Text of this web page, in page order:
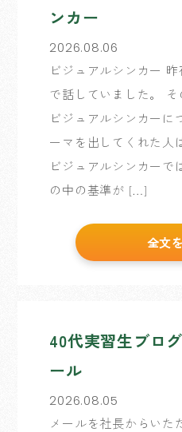
ンカー
2026.08.06
ビジュアルシンカー
で話していました。 そ
ビジュアルシンカーに
ーマを出してくれた人
ビジュアルシンカーで
の中の基準が […]
全文
40代実習生ブロ
ール
2026.08.05
メールを社長からいた